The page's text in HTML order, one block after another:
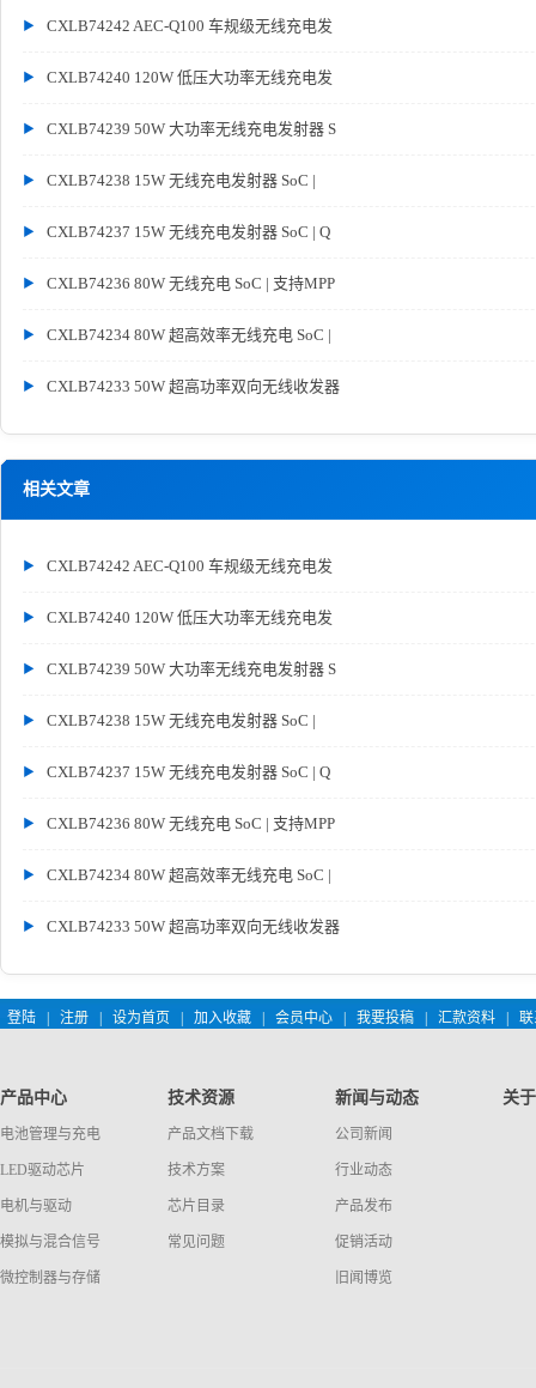
CXLB74242 AEC-Q100 车规级无线充电发
CXLB74240 120W 低压大功率无线充电发
CXLB74239 50W 大功率无线充电发射器 S
CXLB74238 15W 无线充电发射器 SoC |
CXLB74237 15W 无线充电发射器 SoC | Q
CXLB74236 80W 无线充电 SoC | 支持MPP
CXLB74234 80W 超高效率无线充电 SoC |
CXLB74233 50W 超高功率双向无线收发器
相关文章
CXLB74242 AEC-Q100 车规级无线充电发
CXLB74240 120W 低压大功率无线充电发
CXLB74239 50W 大功率无线充电发射器 S
CXLB74238 15W 无线充电发射器 SoC |
CXLB74237 15W 无线充电发射器 SoC | Q
CXLB74236 80W 无线充电 SoC | 支持MPP
CXLB74234 80W 超高效率无线充电 SoC |
CXLB74233 50W 超高功率双向无线收发器
登陆 注册 设为首页 加入收藏 会员中心 我要投稿 汇款资料
产品中心
电池管理与充电
LED驱动芯片
电机与驱动
模拟与混合信号
微控制器与存储
技术资源
产品文档下载
技术方案
芯片目录
常见问题
新闻与动态
公司新闻
行业动态
产品发布
促销活动
旧闻博览
关